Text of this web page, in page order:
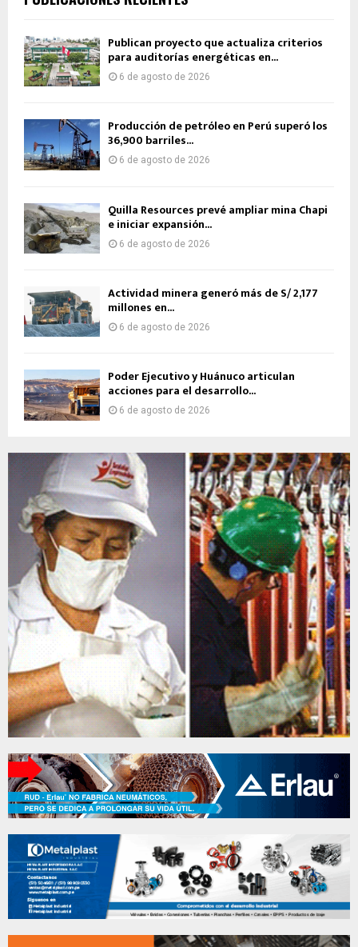
Publican proyecto que actualiza criterios
para auditorías energéticas en...
6 de agosto de 2026
Producción de petróleo en Perú superó los
36,900 barriles...
6 de agosto de 2026
Quilla Resources prevé ampliar mina Chapi
e iniciar expansión...
6 de agosto de 2026
Actividad minera generó más de S/ 2,177
millones en...
6 de agosto de 2026
Poder Ejecutivo y Huánuco articulan
acciones para el desarrollo...
6 de agosto de 2026